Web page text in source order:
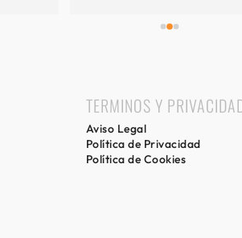
TERMINOS Y
Aviso Legal
Política de Privacidad
Política de Cookies